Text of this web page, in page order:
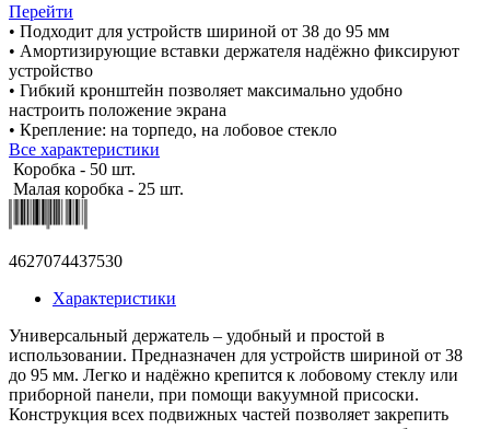
Перейти
• Подходит для устройств шириной от 38 до 95 мм
• Амортизирующие вставки держателя надёжно фиксируют
устройство
• Гибкий кронштейн позволяет максимально удобно
настроить положение экрана
• Крепление: на торпедо, на лобовое стекло
Все характеристики
Коробка - 50 шт.
Малая коробка - 25 шт.
4627074437530
Характеристики
Универсальный держатель – удобный и простой в
использовании. Предназначен для устройств шириной от 38
до 95 мм. Легко и надёжно крепится к лобовому стеклу или
приборной панели, при помощи вакуумной присоски.
Конструкция всех подвижных частей позволяет закрепить